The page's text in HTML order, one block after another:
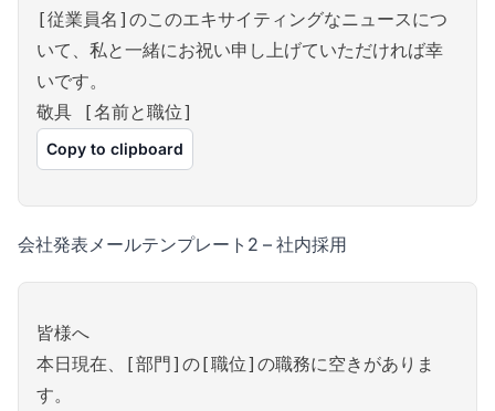
[従業員名]のこのエキサイティングなニュースにつ
いて、私と一緒にお祝い申し上げていただければ幸
いです。
敬具 [名前と職位]
Copy to clipboard
会社発表メールテンプレート2 – 社内採用
皆様へ
本日現在、[部門]の[職位]の職務に空きがありま
す。